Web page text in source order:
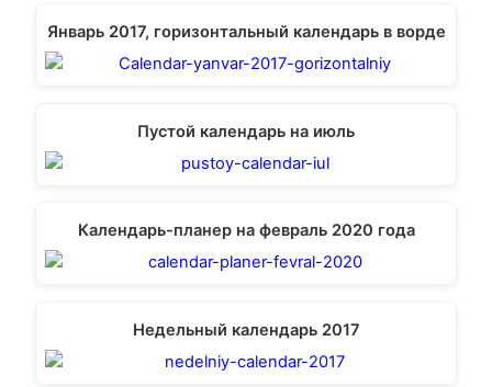
Январь 2017, горизонтальный календарь в ворде
Пустой календарь на июль
Календарь-планер на февраль 2020 года
Недельный календарь 2017